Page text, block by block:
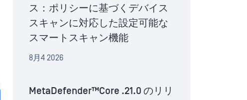
ス：ポリシーに基づくデバイス
スキャンに対応した設定可能な
スマートスキャン機能
8月4 2026
MetaDefender™Core .21.0 のリリ